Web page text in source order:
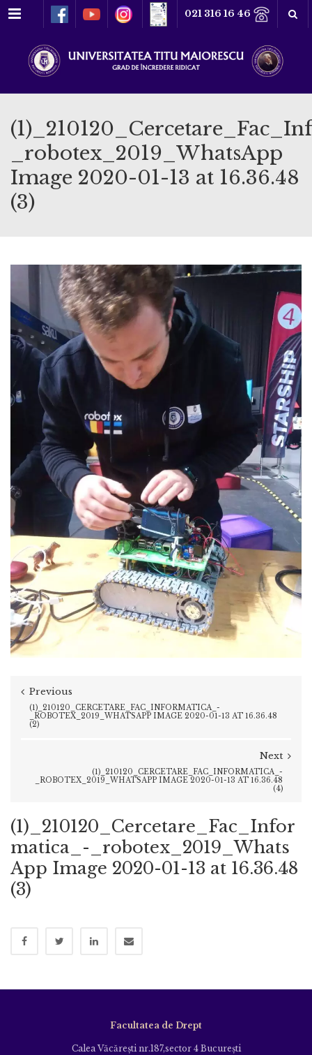
Meniu 021 316 16 46
_robotex_2019_WhatsApp
Image 2020-01-13 at 16.36.48
(3)
Previous
(1)_210120_CERCETARE_FAC_INFORMATICA_-
_ROBOTEX_2019_WHATSAPP IMAGE 2020-01-13 AT 16.36.48
(2)
Next
(1)_210120_CERCETARE_FAC_INFORMATICA_-
_ROBOTEX_2019_WHATSAPP IMAGE 2020-01-13 AT 16.36.48
(4)
(1)_210120_Cercetare_Fac_Infor
matica_-_robotex_2019_Whats
App Image 2020-01-13 at 16.36.48
(3)
Facultatea de Drept
Calea Văcăreşti nr.187,sector 4 Bucureşti